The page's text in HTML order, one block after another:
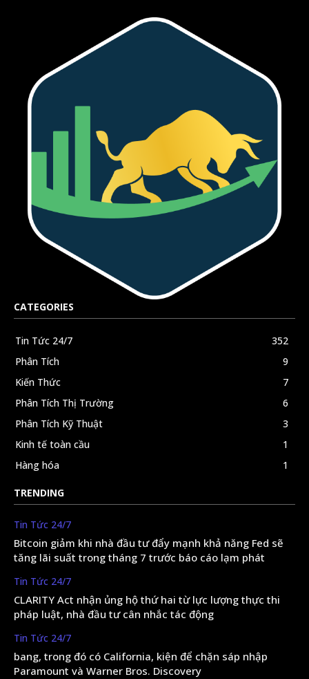
CATEGORIES
Tin Tức 24/7
352
Phân Tích
9
Kiến Thức
7
Phân Tích Thị Trường
6
Phân Tích Kỹ Thuật
3
Kinh tế toàn cầu
1
Hàng hóa
1
TRENDING
Tin Tức 24/7
Bitcoin giảm khi nhà đầu tư đẩy mạnh khả năng Fed sẽ
tăng lãi suất trong tháng 7 trước báo cáo lạm phát
Tin Tức 24/7
CLARITY Act nhận ủng hộ thứ hai từ lực lượng thực thi
pháp luật, nhà đầu tư cân nhắc tác động
Tin Tức 24/7
bang, trong đó có California, kiện để chặn sáp nhập
Paramount và Warner Bros. Discovery